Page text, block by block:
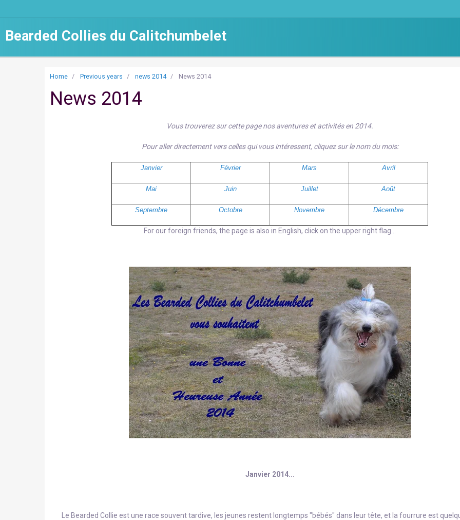
Bearded Collies du Calitchumbelet
Home Previous years news 2014 News 2014
News 2014
Vous trouverez sur cette page nos aventures et activités en 2014.
Pour aller directement vers celles qui vous intéressent, cliquez sur le nom du mois:
Janvier Février Mars Avril
Mai Juin Juillet Août
Septembre Octobre Novembre Décembre
For our foreign friends, the page is also in English, click on the upper right flag...
Janvier 2014...
Le Bearded Collie est une race souvent tardive, les jeunes restent longtemps "bébés" dans leur tête, et la fourrure est